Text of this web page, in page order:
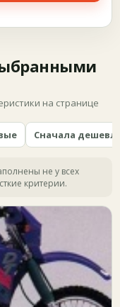
на странице
Сначала
не у всех
критерии.